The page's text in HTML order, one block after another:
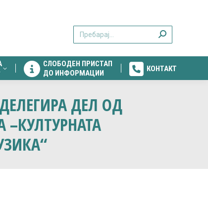
СЛОБОДЕН ПРИСТАП
ДО ИНФОРМАЦИИ
КОНТАКТ
ДЕЛ ОД